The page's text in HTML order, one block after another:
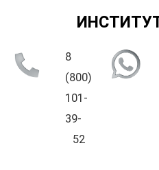
8
(800)
101-
39-
52